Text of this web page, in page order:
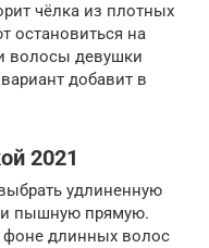
чёлка из плотных
остановиться на
волосы девушки
добавит в
2021
удлиненную
пышную прямую.
фоне длинных волос